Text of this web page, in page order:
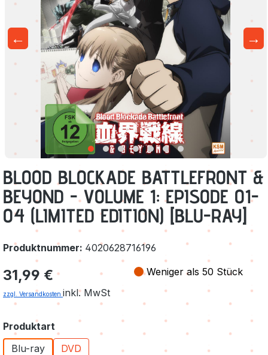
← →
BLOOD BLOCKADE BATTLEFRONT &
BEYOND - VOLUME 1: EPISODE 01-
04 (LIMITED EDITION) [BLU-RAY]
Produktnummer: 4020628716196
Regulärer Preis:
31,99 €
zzgl. Versandkosten inkl. MwSt
Weniger als 50 Stück
Produktart auswählen
Blu-ray
DVD